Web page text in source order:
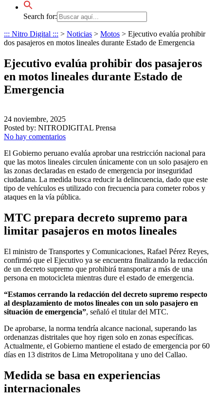
Search for:
::: Nitro Digital ::: > Noticias > Motos > Ejecutivo evalúa prohibir
dos pasajeros en motos lineales durante Estado de Emergencia
Ejecutivo evalúa prohibir dos pasajeros
en motos lineales durante Estado de
Emergencia
24 noviembre, 2025
Posted by: NITRODIGITAL Prensa
No hay comentarios
El Gobierno peruano evalúa aprobar una restricción nacional para
que las motos lineales circulen únicamente con un solo pasajero en
las zonas declaradas en estado de emergencia por inseguridad
ciudadana. La medida busca reducir la delincuencia, dado que este
tipo de vehículos es utilizado con frecuencia para cometer robos y
ataques en la vía pública.
MTC prepara decreto supremo para
limitar pasajeros en motos lineales
El ministro de Transportes y Comunicaciones, Rafael Pérez Reyes,
confirmó que el Ejecutivo ya se encuentra finalizando la redacción
de un decreto supremo que prohibirá transportar a más de una
persona en motocicleta mientras dure el estado de emergencia.
“Estamos cerrando la redacción del decreto supremo respecto
al desplazamiento de motos lineales con un solo pasajero en
situación de emergencia”, señaló el titular del MTC.
De aprobarse, la norma tendría alcance nacional, superando las
ordenanzas distritales que hoy rigen solo en zonas específicas.
Actualmente, el Gobierno mantiene el estado de emergencia por 60
días en 13 distritos de Lima Metropolitana y uno del Callao.
Medida se basa en experiencias
internacionales